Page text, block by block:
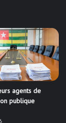
agents de
publique